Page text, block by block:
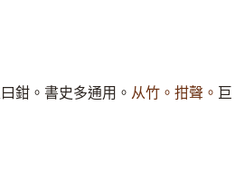
鉗。書史多通用。 从竹。拑聲。 巨